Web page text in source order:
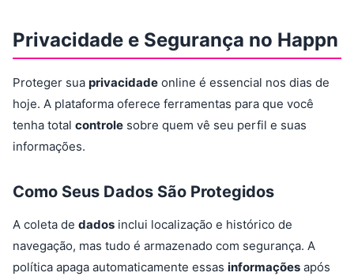
Privacidade e Segurança no Happn
Proteger sua privacidade online é essencial nos dias de
hoje. A plataforma oferece ferramentas para que você
tenha total controle sobre quem vê seu perfil e suas
informações.
Como Seus Dados São Protegidos
A coleta de dados inclui localização e histórico de
navegação, mas tudo é armazenado com segurança. A
política apaga automaticamente essas informações após